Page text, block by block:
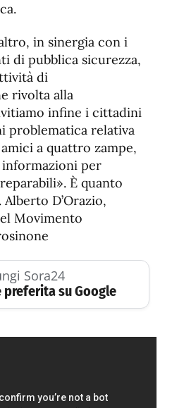
in sinergia con i
di pubblica sicurezza,
di
rivolta alla
infine i cittadini
problematica relativa
a quattro zampe,
informazioni per
È quanto
D’Orazio,
Movimento
Sora24
preferita su Google